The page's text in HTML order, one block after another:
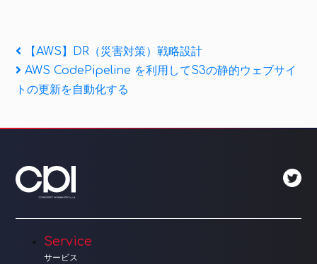
投
稿
ビ
ゲ
ー
シ
ョ
Previous
Post
【AWS】DR（災害対策）戦略設計
Next
Post
AWS CodePipeline を利用してS3の静的ウェブサイ
トの更新を自動化する
Service
サービス